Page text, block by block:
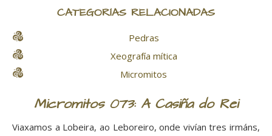
CATEGORÍAS RELACIONADAS
Pedras
Xeografía mítica
Micromitos
Micromitos 073: A Casiña do Rei
Viaxamos a Lobeira, ao Leboreiro, onde vivían tres irmáns,